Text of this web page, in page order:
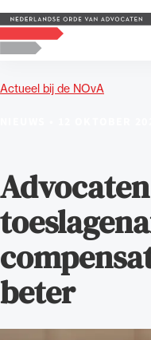
Logo, to the homepage
Actueel bij de NOvA
beter
Zoeken
Zoek op trefwoord